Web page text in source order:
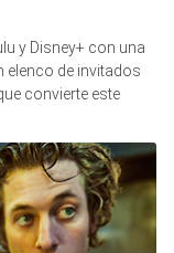
y Disney+ con una
elenco de invitados
convierte este